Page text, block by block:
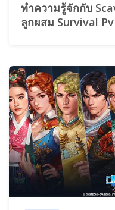
ทำความรู้จักกับ
ลูกผสม Survival